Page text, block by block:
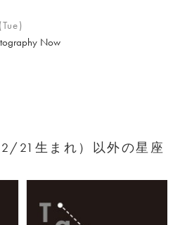
Now
21生まれ）以外の星座